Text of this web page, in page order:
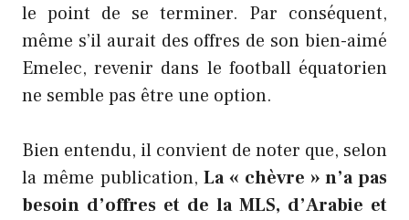
le point de se terminer. Par conséquent,
même s’il aurait des offres de son bien-aimé
Emelec, revenir dans le football équatorien
ne semble pas être une option.
Bien entendu, il convient de noter que, selon
la même publication,La « chèvre » n’a pas
besoin d’offres et de la MLS, d’Arabie et